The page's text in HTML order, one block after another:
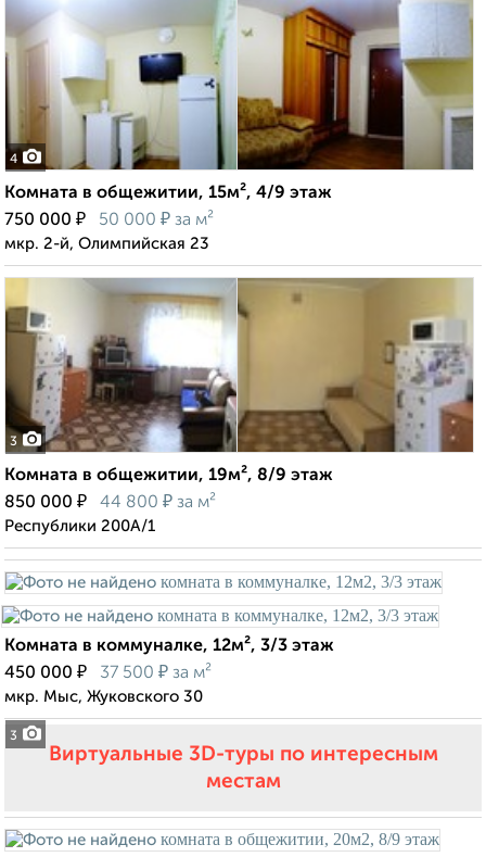
4
Комната в общежитии, 15м², 4/9 этаж
750 000 ₽ 50 000 ₽ за м²
мкр. 2-й, Олимпийская 23
3
Комната в общежитии, 19м², 8/9 этаж
850 000 ₽ 44 800 ₽ за м²
Республики 200А/1
3
Комната в коммуналке, 12м², 3/3 этаж
450 000 ₽ 37 500 ₽ за м²
мкр. Мыс, Жуковского 30
Виртуальные 3D-туры по интересным
местам